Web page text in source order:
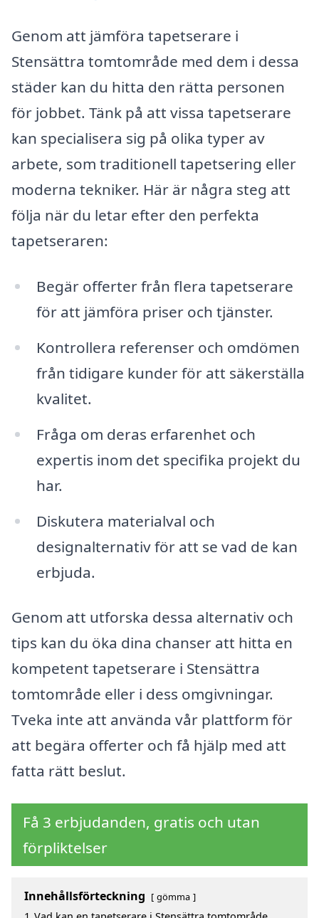
Genom att jämföra tapetserare i
Stensättra tomtområde med dem i dessa
städer kan du hitta den rätta personen
för jobbet. Tänk på att vissa tapetserare
kan specialisera sig på olika typer av
arbete, som traditionell tapetsering eller
moderna tekniker. Här är några steg att
följa när du letar efter den perfekta
tapetseraren:
Begär offerter från flera tapetserare
för att jämföra priser och tjänster.
Kontrollera referenser och omdömen
från tidigare kunder för att säkerställa
kvalitet.
Fråga om deras erfarenhet och
expertis inom det specifika projekt du
har.
Diskutera materialval och
designalternativ för att se vad de kan
erbjuda.
Genom att utforska dessa alternativ och
tips kan du öka dina chanser att hitta en
kompetent tapetserare i Stensättra
tomtområde eller i dess omgivningar.
Tveka inte att använda vår plattform för
att begära offerter och få hjälp med att
fatta rätt beslut.
Få 3 erbjudanden, gratis och utan
förpliktelser
Innehållsförteckning gömma